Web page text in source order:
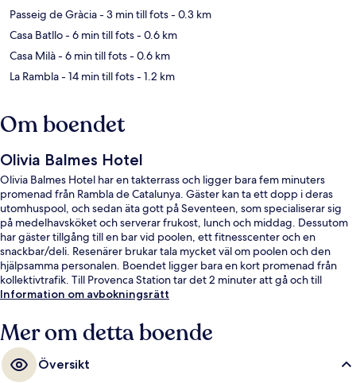
Passeig de Gràcia- 3 min till fots- 0.3 km
Casa Batllo- 6 min till fots- 0.6 km
Casa Milà- 6 min till fots- 0.6 km
La Rambla- 14 min till fots- 1.2 km
Om boendet
Olivia Balmes Hotel
Olivia Balmes Hotel har en takterrass och ligger bara fem minuters
promenad från Rambla de Catalunya. Gäster kan ta ett dopp i deras
utomhuspool, och sedan äta gott på Seventeen, som specialiserar sig
på medelhavsköket och serverar frukost, lunch och middag. Dessutom
har gäster tillgång till en bar vid poolen, ett fitnesscenter och en
snackbar/deli. Resenärer brukar tala mycket väl om poolen och den
hjälpsamma personalen. Boendet ligger bara en kort promenad från
kollektivtrafik. Till Provenca Station tar det 2 minuter att gå och till
Diagonal Station är det 6 minuter.
Information om avbokningsrätt
Mer om detta boende
Översikt